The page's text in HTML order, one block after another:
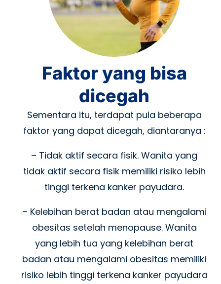
Faktor yang bisa
dicegah
Sementara itu, terdapat pula beberapa
faktor yang dapat dicegah, diantaranya :
– Tidak aktif secara fisik. Wanita yang
tidak aktif secara fisik memiliki risiko lebih
tinggi terkena kanker payudara.
– Kelebihan berat badan atau mengalami
obesitas setelah menopause. Wanita
yang lebih tua yang kelebihan berat
badan atau mengalami obesitas memiliki
risiko lebih tinggi terkena kanker payudara